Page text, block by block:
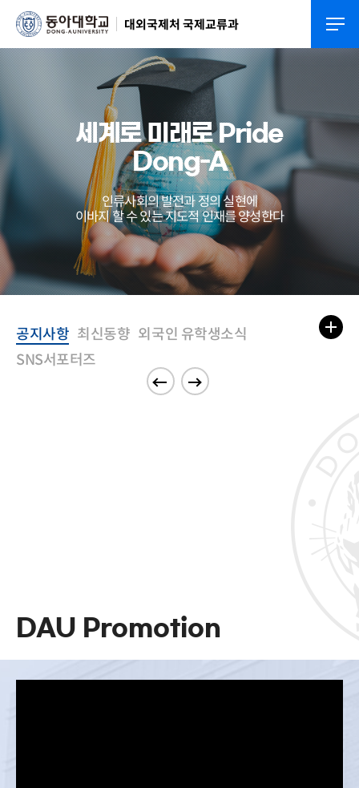
대외국제처 국제교류과
세계로 미래로 Pride
Dong-A
인류사회의 발전과 정의 실현에
이바지 할 수 있는 지도적 인재를 양성한다
공지사항 최신동향 외국인 유학생소식
SNS서포터즈
DAU Promotion